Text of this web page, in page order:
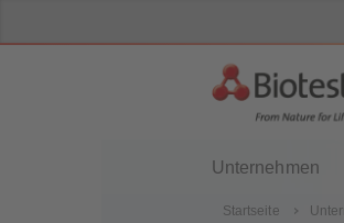
Unternehmen
Startseite